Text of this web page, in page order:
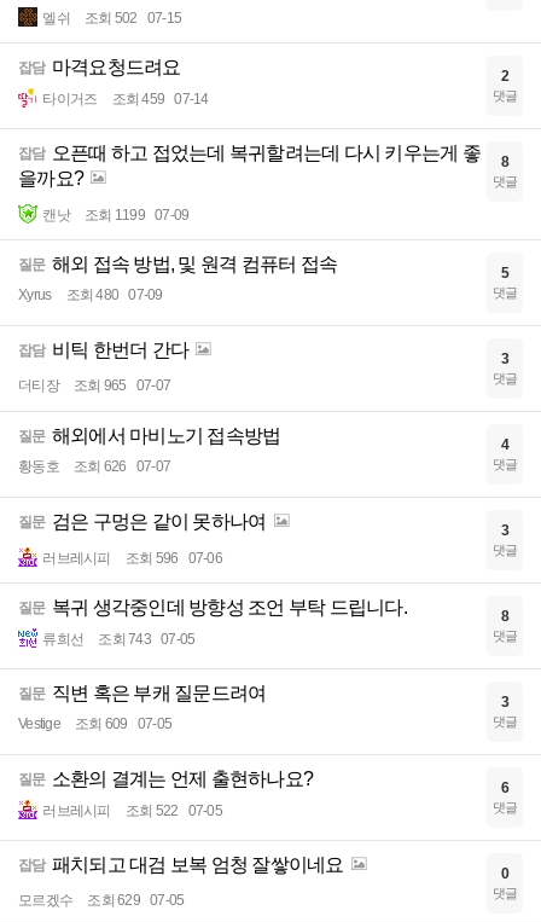
엘쉬 조회 502 07-15
잡담 마격요청드려요
타이거즈 조회 459 07-14
2
댓글
잡담 오픈때 하고 접었는데 복귀할려는데 다시 키우는게 좋
을까요?
캔낫 조회 1199 07-09
8
댓글
질문 해외 접속 방법, 및 원격 컴퓨터 접속
Xyrus 조회 480 07-09
5
댓글
잡담 비틱 한번더 간다
더티장 조회 965 07-07
3
댓글
질문 해외에서 마비노기 접속방법
황동호 조회 626 07-07
4
댓글
질문 검은 구멍은 같이 못하나여
러브레시피 조회 596 07-06
3
댓글
질문 복귀 생각중인데 방향성 조언 부탁 드립니다.
류희선 조회 743 07-05
8
댓글
질문 직변 혹은 부캐 질문드려여
Vestige 조회 609 07-05
3
댓글
질문 소환의 결계는 언제 출현하나요?
러브레시피 조회 522 07-05
6
댓글
잡담 패치되고 대검 보복 엄청 잘쌓이네요
모르겠수 조회 629 07-05
0
댓글